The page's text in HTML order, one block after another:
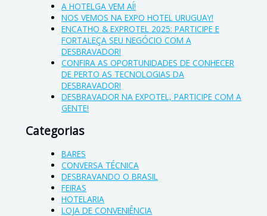
A HOTELGA VEM AÍ!
NOS VEMOS NA EXPO HOTEL URUGUAY!
ENCATHO & EXPROTEL 2025: PARTICIPE E
FORTALEÇA SEU NEGÓCIO COM A
DESBRAVADOR!
CONFIRA AS OPORTUNIDADES DE CONHECER
DE PERTO AS TECNOLOGIAS DA
DESBRAVADOR!
DESBRAVADOR NA EXPOTEL, PARTICIPE COM A
GENTE!
Categorias
BARES
CONVERSA TÉCNICA
DESBRAVANDO O BRASIL
FEIRAS
HOTELARIA
LOJA DE CONVENIÊNCIA